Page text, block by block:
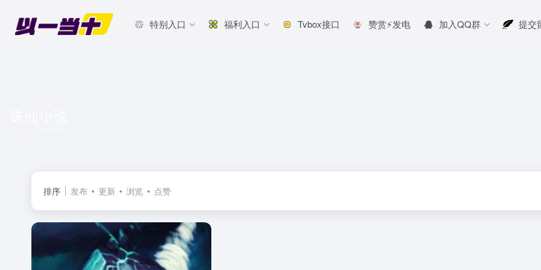
特别入口 福利入口 Tvbox接口 赞赏⚡发电 加入QQ群 提交
排序 发布 更新 浏览 点赞